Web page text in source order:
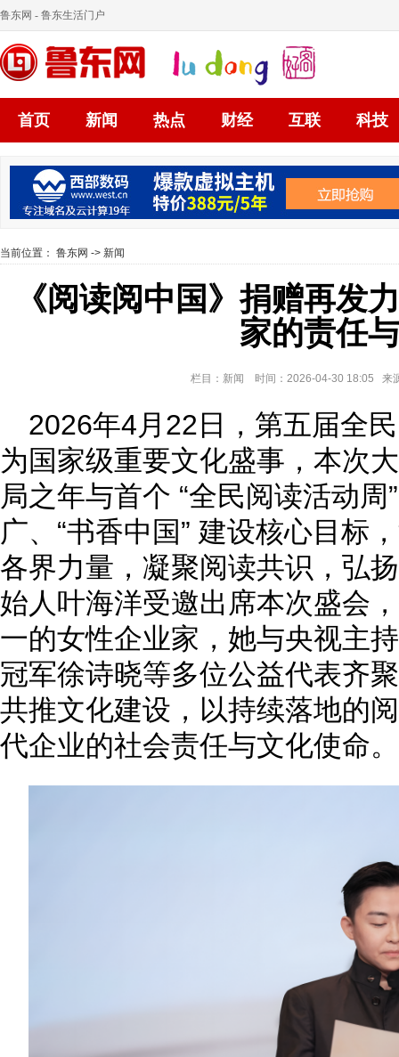
鲁东网 - 鲁东生活门户
首页 新闻 热点 财经 互联 科技
当前位置： 鲁东网 -> 新闻
《阅读阅中国》捐赠再发
家的责任
栏目：新闻 时间：2026-04-30 18:05
2026年4月22日，第五届全
为国家级重要文化盛事，本次
局之年与首个 “全民阅读活动
广、“书香中国” 建设核心目标
各界力量，凝聚阅读共识，弘
始人叶海洋受邀出席本次盛会
一的女性企业家，她与央视主
冠军徐诗晓等多位公益代表齐
共推文化建设，以持续落地的
代企业的社会责任与文化使命。